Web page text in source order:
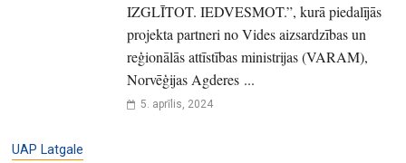
IZGLĪTOT. IEDVESMOT.”, kurā piedalījās
projekta partneri no Vides aizsardzības un
reģionālās attīstības ministrijas (VARAM),
Norvēģijas Agderes ...
5. aprīlis, 2024
UAP Latgale